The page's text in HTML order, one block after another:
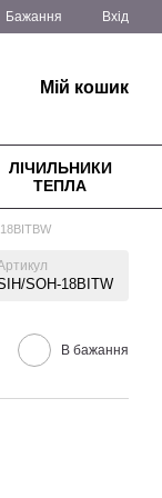
Бажання Вхід
Мій кошик
ЛІЧИЛЬНИКИ
ТЕПЛА
SOH-18BITW
В бажання